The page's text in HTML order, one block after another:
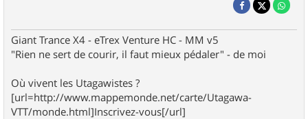
Giant Trance X4 - eTrex Venture HC - MM v5
"Rien ne sert de courir, il faut mieux pédaler" - de moi
Où vivent les Utagawistes ?
[url=http://www.mappemonde.net/carte/Utagawa-
VTT/monde.html]Inscrivez-vous[/url]